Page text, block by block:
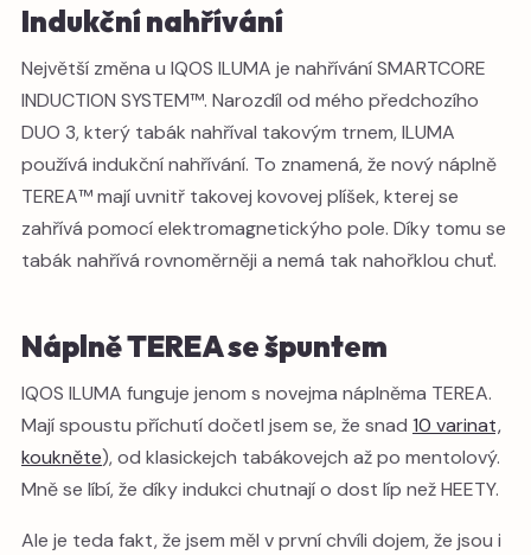
Indukční nahřívání
Největší změna u IQOS ILUMA je nahřívání SMARTCORE
INDUCTION SYSTEM™. Narozdíl od mého předchozího
DUO 3, který tabák nahříval takovým trnem, ILUMA
používá indukční nahřívání. To znamená, že nový náplně
TEREA™ mají uvnitř takovej kovovej plíšek, kterej se
zahřívá pomocí elektromagnetickýho pole. Díky tomu se
tabák nahřívá rovnoměrněji a nemá tak nahořklou chuť.
Náplně TEREA se špuntem
IQOS ILUMA funguje jenom s novejma náplněma TEREA.
Mají spoustu příchutí dočetl jsem se, že snad 10 varinat,
koukněte), od klasickejch tabákovejch až po mentolový.
Mně se líbí, že díky indukci chutnají o dost líp než HEETY.
Ale je teda fakt, že jsem měl v první chvíli dojem, že jsou i